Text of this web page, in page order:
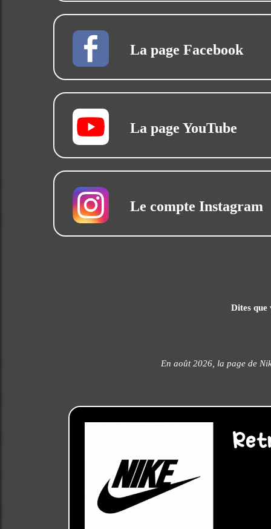
La page Facebook
La page YouTube
Le compte Instagram
Dites que
En août 2026, la page de